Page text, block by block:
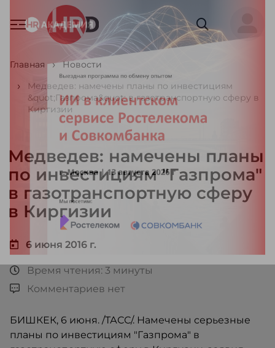
Главная
Новости
Медведев: намечены планы по инвестициям
&quot;Газпрома&quot; в газотранспортную сферу в
Киргизии
Медведев: намечены планы
по инвестициям "Газпрома"
в газотранспортную сферу
в Киргизии
6 июня 2016 г.
Время чтения: 3 минуты
Комментариев нет
БИШКЕК, 6 июня. /ТАСС/. Намечены серьезные
планы по инвестициям "Газпрома" в